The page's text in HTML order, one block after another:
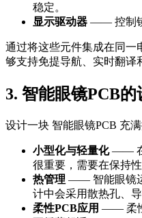
稳定。
显示驱动器 —— 控制镜
通过将这些元件集成在同一
够支持免提导航、实时翻译
3. 智能眼镜PCB的
设计一块 智能眼镜PCB 充
小型化与轻量化—— 在
很重要，需要在保持
热管理 —— 智能眼镜
计中会采用散热孔、
柔性PCB应用 —— 柔